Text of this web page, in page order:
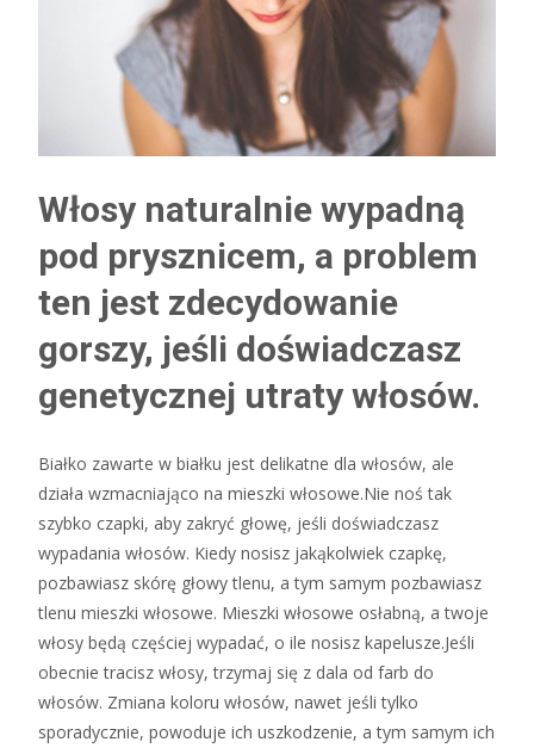
Włosy naturalnie wypadną
pod prysznicem, a problem
ten jest zdecydowanie
gorszy, jeśli doświadczasz
genetycznej utraty włosów.
Białko zawarte w białku jest delikatne dla włosów, ale
działa wzmacniająco na mieszki włosowe.Nie noś tak
szybko czapki, aby zakryć głowę, jeśli doświadczasz
wypadania włosów. Kiedy nosisz jakąkolwiek czapkę,
pozbawiasz skórę głowy tlenu, a tym samym pozbawiasz
tlenu mieszki włosowe. Mieszki włosowe osłabną, a twoje
włosy będą częściej wypadać, o ile nosisz kapelusze.Jeśli
obecnie tracisz włosy, trzymaj się z dala od farb do
włosów. Zmiana koloru włosów, nawet jeśli tylko
sporadycznie, powoduje ich uszkodzenie, a tym samym ich